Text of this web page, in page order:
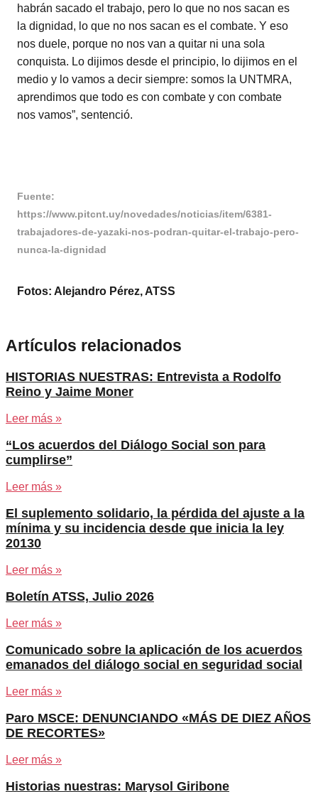
habrán sacado el trabajo, pero lo que no nos sacan es
la dignidad, lo que no nos sacan es el combate. Y eso
nos duele, porque no nos van a quitar ni una sola
conquista. Lo dijimos desde el principio, lo dijimos en el
medio y lo vamos a decir siempre: somos la UNTMRA,
aprendimos que todo es con combate y con combate
nos vamos”, sentenció.
Fuente:
https://www.pitcnt.uy/novedades/noticias/item/6381-
trabajadores-de-yazaki-nos-podran-quitar-el-trabajo-pero-
nunca-la-dignidad
Fotos: Alejandro Pérez, ATSS
Artículos relacionados
HISTORIAS NUESTRAS: Entrevista a Rodolfo
Reino y Jaime Moner
Leer más »
“Los acuerdos del Diálogo Social son para
cumplirse”
Leer más »
El suplemento solidario, la pérdida del ajuste a la
mínima y su incidencia desde que inicia la ley
20130
Leer más »
Boletín ATSS, Julio 2026
Leer más »
Comunicado sobre la aplicación de los acuerdos
emanados del diálogo social en seguridad social
Leer más »
Paro MSCE: DENUNCIANDO «MÁS DE DIEZ AÑOS
DE RECORTES»
Leer más »
Historias nuestras: Marysol Giribone